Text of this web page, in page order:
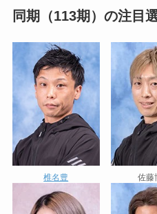
同期（113期）の注目
椎名豊 佐藤